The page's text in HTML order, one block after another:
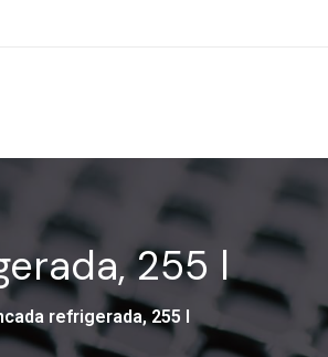
255 l
refrigerada, 255 l